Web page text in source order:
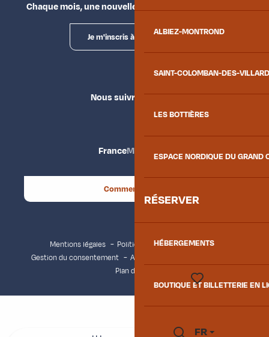
ALBIEZ-MONTROND
SAINT-COLOMBAN-DES-
LES BOTTIÈRES
ESPACE NORDIQUE DU GRAND
RÉSERVER
HÉBERGEMENTS
BOUTIQUE ET BILLETTERIE EN
FR
Chaque mois, une nouvelle façon d'explorer la vallée.
Je m'inscris à la newsletter
Nous suivre
FranceMaurienne
Comment venir ?
Mentions légales
Politique de confidentialité
Gestion du consentement
Accessibilité : non conforme
Plan du site